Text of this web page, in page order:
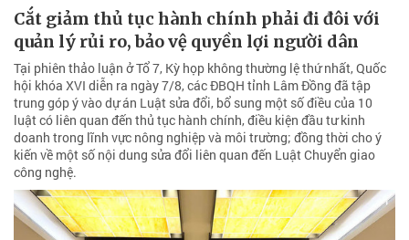
Cắt giảm thủ tục hành chính phải đi đôi với
quản lý rủi ro, bảo vệ quyền lợi người dân
Tại phiên thảo luận ở Tổ 7, Kỳ họp không thường lệ thứ nhất, Quốc
hội khóa XVI diễn ra ngày 7/8, các ĐBQH tỉnh Lâm Đồng đã tập
trung góp ý vào dự án Luật sửa đổi, bổ sung một số điều của 10
luật có liên quan đến thủ tục hành chính, điều kiện đầu tư kinh
doanh trong lĩnh vực nông nghiệp và môi trường; đồng thời cho ý
kiến về một số nội dung sửa đổi liên quan đến Luật Chuyển giao
công nghệ.